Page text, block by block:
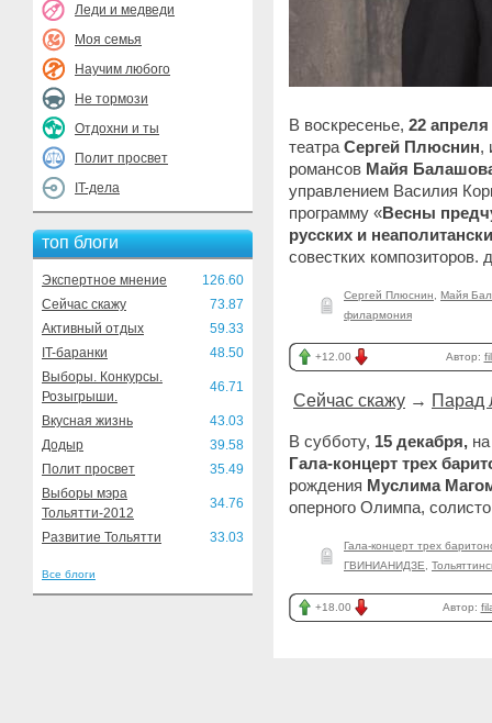
Леди и медведи
Моя семья
Научим любого
Не тормози
Отдохни и ты
Полит просвет
IT-дела
топ блоги
Экспертное мнение
126.60
Сейчас скажу
73.87
Активный отдых
59.33
IT-баранки
48.50
Выборы. Конкурсы.
Розыгрыши.
46.71
Вкусная жизнь
43.03
Додыр
39.58
Полит просвет
35.49
Выборы мэра
Тольятти-2012
34.76
Развитие Тольятти 33.03
Все блоги
В воскресенье, 22 апреля
театра Сергей Плюснин,
романсов Майя
управлением Василия
программу «Весны
русских и
совестких композиторов.
Сергей Плюснин
Майя
филармония
+12.00 Автор:
Сейчас скажу → Парад
В субботу, 15 декабря,
Гала-концерт трех
рождения Муслима
оперного Олимпа,
Гала-концерт трех
ГВИНИАНИДЗЕ
+18.00 Автор: